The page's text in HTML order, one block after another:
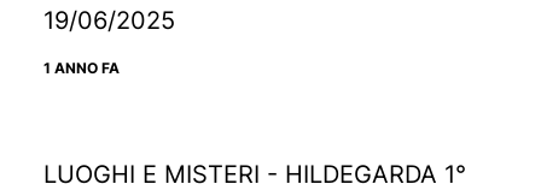
19/06/2025
1 ANNO FA
LUOGHI E MISTERI - HILDEGARDA 1°